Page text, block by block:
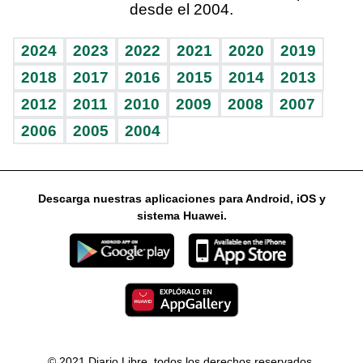
Vida y familia
Eñe
Celebrando la vida
Sin complejos
En pocas palabras
Escuchando al corazón
Economía Personal
Consulta Libre
BRV
TBT Deportivo
Más firmas
Guía del dinero
Horóscopos
desde el 2004.
2024 2023 2022 2021 2020
2019
2018
2017 2016 2015 2014
2013
2012
2011 2010 2009 2008
2007
2006
2005 2004
Descarga nuestras aplicaciones para Android, iOS y
sistema Huawei.